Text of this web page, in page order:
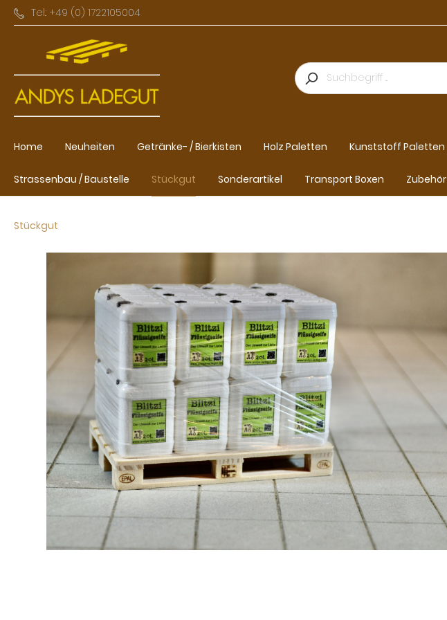
Tel.: +49 (0) 1722105004
Home Neuheiten Getränke- / Bierkisten Holz Paletten Kunststoff Paletten
Strassenbau / Baustelle Stückgut Sonderartikel Transport Boxen Zubehör
Stückgut